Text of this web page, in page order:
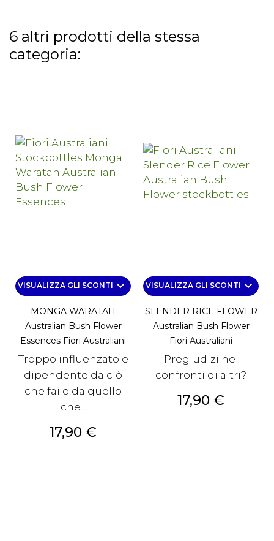
6 altri prodotti della stessa
categoria:
VISUALIZZA GLI SCONTI keyboard_arrow_down
MONGA WARATAH
Australian Bush Flower
Essences Fiori Australiani
Troppo influenzato e
dipendente da ciò
che fai o da quello
che...
Prezzo
17,90 €
VISUALIZZA GLI SCONTI keyboard_arrow_down
SLENDER RICE FLOWER
Australian Bush Flower
Fiori Australiani
Pregiudizi nei
confronti di altri?
Prezzo
17,90 €